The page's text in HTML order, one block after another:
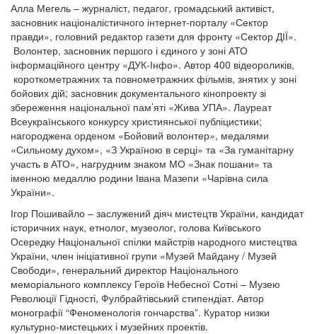
Алла Мегель – журналіст, педагог, громадський активіст,
засновник націоналістичного інтернет-порталу «Сектор
правди», головний редактор газети для фронту «Сектор ДІЇ».
Волонтер, засновник першого і єдиного у зоні АТО
інформаційного центру «ДУК-Інфо». Автор 400 відеороликів,
короткометражних та повнометражних фільмів, знятих у зоні
бойових дій; засновник документального кінопроекту зі
збереження національної пам’яті «Жива УПА». Лауреат
Всеукраїнського конкурсу християнської публіцистики;
нагороджена орденом «Бойовий волонтер», медалями
«Сильному духом», «З Україною в серці» та «За гуманітарну
участь в АТО», нагрудним знаком МО «Знак пошани» та
іменною медаллю родини Івана Мазепи «Чарівна сила
України».
Ігор Пошивайло – заслужений діяч мистецтв України, кандидат
історичних наук, етнолог, музеолог, голова Київського
Осередку Національної спілки майстрів народного мистецтва
України, член ініціативної групи «Музей Майдану / Музей
Свободи», генеральний директор Національного
меморіального комплексу Героїв Небесної Сотні – Музею
Революції Гідності, Фулбрайтівський стипендіат. Автор
монографії “Феноменологія гончарства”. Куратор низки
культурно-мистецьких і музейних проектів.